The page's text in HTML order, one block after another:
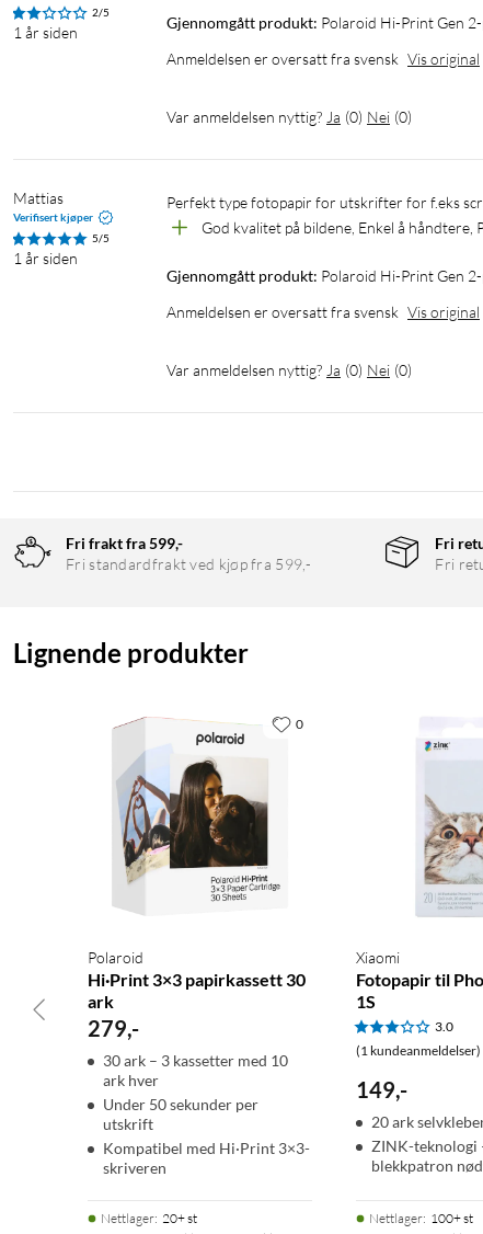
2/5
1 år siden
Gjennomgått produkt: Polaroid Hi-Print Gen
Anmeldelsen er oversatt fra svensk Vis original
Var anmeldelsen nyttig? Ja (0) Nei (0)
Mattias
Verifisert kjøper
5/5
1 år siden
Perfekt type fotopapir for utskrifter for f.eks
God kvalitet på bildene, Enkel å håndtere,
Gjennomgått produkt: Polaroid Hi-Print Gen
Anmeldelsen er oversatt fra svensk Vis original
Var anmeldelsen nyttig? Ja (0) Nei (0)
Fri frakt fra 599,-
Fri standardfrakt ved kjøp fra 599,-
Fri
Fri
Lignende produkter
Polaroid
Hi·Print 3×3 papirkassett 30
ark
279,-
30 ark – 3 kassetter med 10
ark hver
Under 50 sekunder per
utskrift
Kompatibel med Hi·Print 3×3-
skriveren
Nettlager: 20+ st
0
Xiaomi
Fotopapir til
1S
3.0
(1 kundeanmeldelser)
149,-
20 ark
ZINK-teknologi
blekkpatron
Nettlager: 100+ st